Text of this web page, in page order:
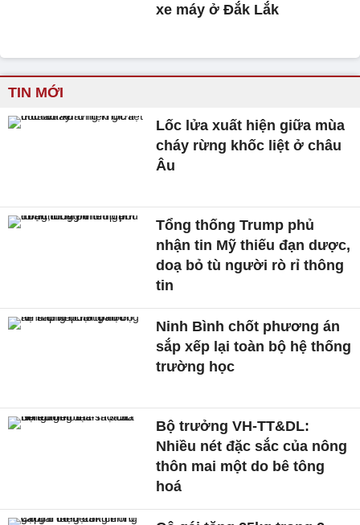
xe máy ở Đắk Lắk
TIN MỚI
Lốc lửa xuất hiện giữa mùa
cháy rừng khốc liệt ở châu
Âu
Tổng thống Trump phủ
nhận tin Mỹ thiếu đạn dược,
doạ bỏ tù người rò rỉ thông
tin
Ninh Bình chốt phương án
sắp xếp lại toàn bộ hệ thống
trường học
Bộ trưởng VH-TT&DL:
Nhiều nét đặc sắc của nông
thôn mai một do bê tông
hoá